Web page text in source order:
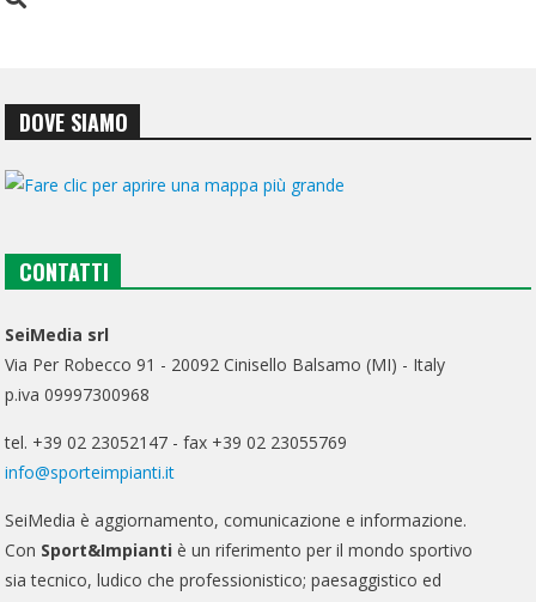
DOVE SIAMO
CONTATTI
SeiMedia srl
Via Per Robecco 91 - 20092 Cinisello Balsamo (MI) - Italy
p.iva 09997300968
tel. +39 02 23052147 - fax +39 02 23055769
info@sporteimpianti.it
SeiMedia è aggiornamento, comunicazione e informazione.
Con Sport&Impianti è un riferimento per il mondo sportivo
sia tecnico, ludico che professionistico; paesaggistico ed